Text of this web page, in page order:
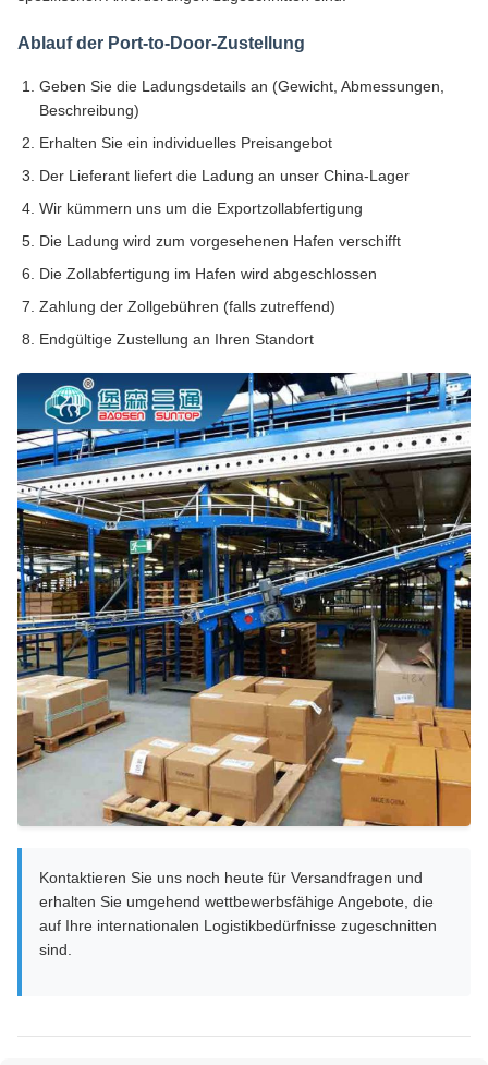
Ablauf der Port-to-Door-Zustellung
Geben Sie die Ladungsdetails an (Gewicht, Abmessungen,
Beschreibung)
Erhalten Sie ein individuelles Preisangebot
Der Lieferant liefert die Ladung an unser China-Lager
Wir kümmern uns um die Exportzollabfertigung
Die Ladung wird zum vorgesehenen Hafen verschifft
Die Zollabfertigung im Hafen wird abgeschlossen
Zahlung der Zollgebühren (falls zutreffend)
Endgültige Zustellung an Ihren Standort
Kontaktieren Sie uns noch heute für Versandfragen und
erhalten Sie umgehend wettbewerbsfähige Angebote, die
auf Ihre internationalen Logistikbedürfnisse zugeschnitten
sind.